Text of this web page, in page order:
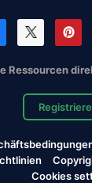
Ressourcen
Cookies